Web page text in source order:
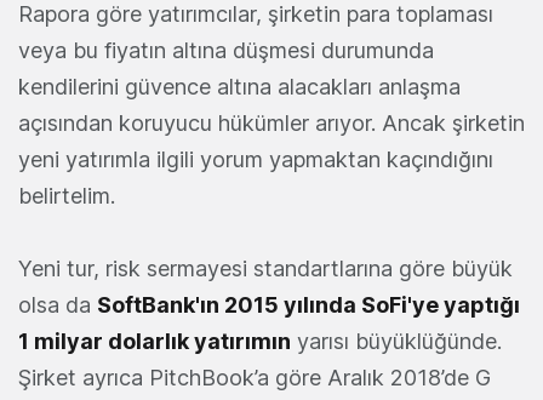
Rapora göre yatırımcılar, şirketin para toplaması
veya bu fiyatın altına düşmesi durumunda
kendilerini güvence altına alacakları anlaşma
açısından koruyucu hükümler arıyor. Ancak şirketin
yeni yatırımla ilgili yorum yapmaktan kaçındığını
belirtelim.
Yeni tur, risk sermayesi standartlarına göre büyük
olsa da SoftBank'ın 2015 yılında SoFi'ye yaptığı
1 milyar dolarlık yatırımın yarısı büyüklüğünde.
Şirket ayrıca PitchBook’a göre Aralık 2018’de G